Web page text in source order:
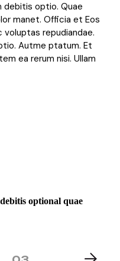
debitis optio. Quae
manet. Officia et Eos
repudiandae.
Autme ptatum. Et
ea rerum nisi. Ullam
optional quae